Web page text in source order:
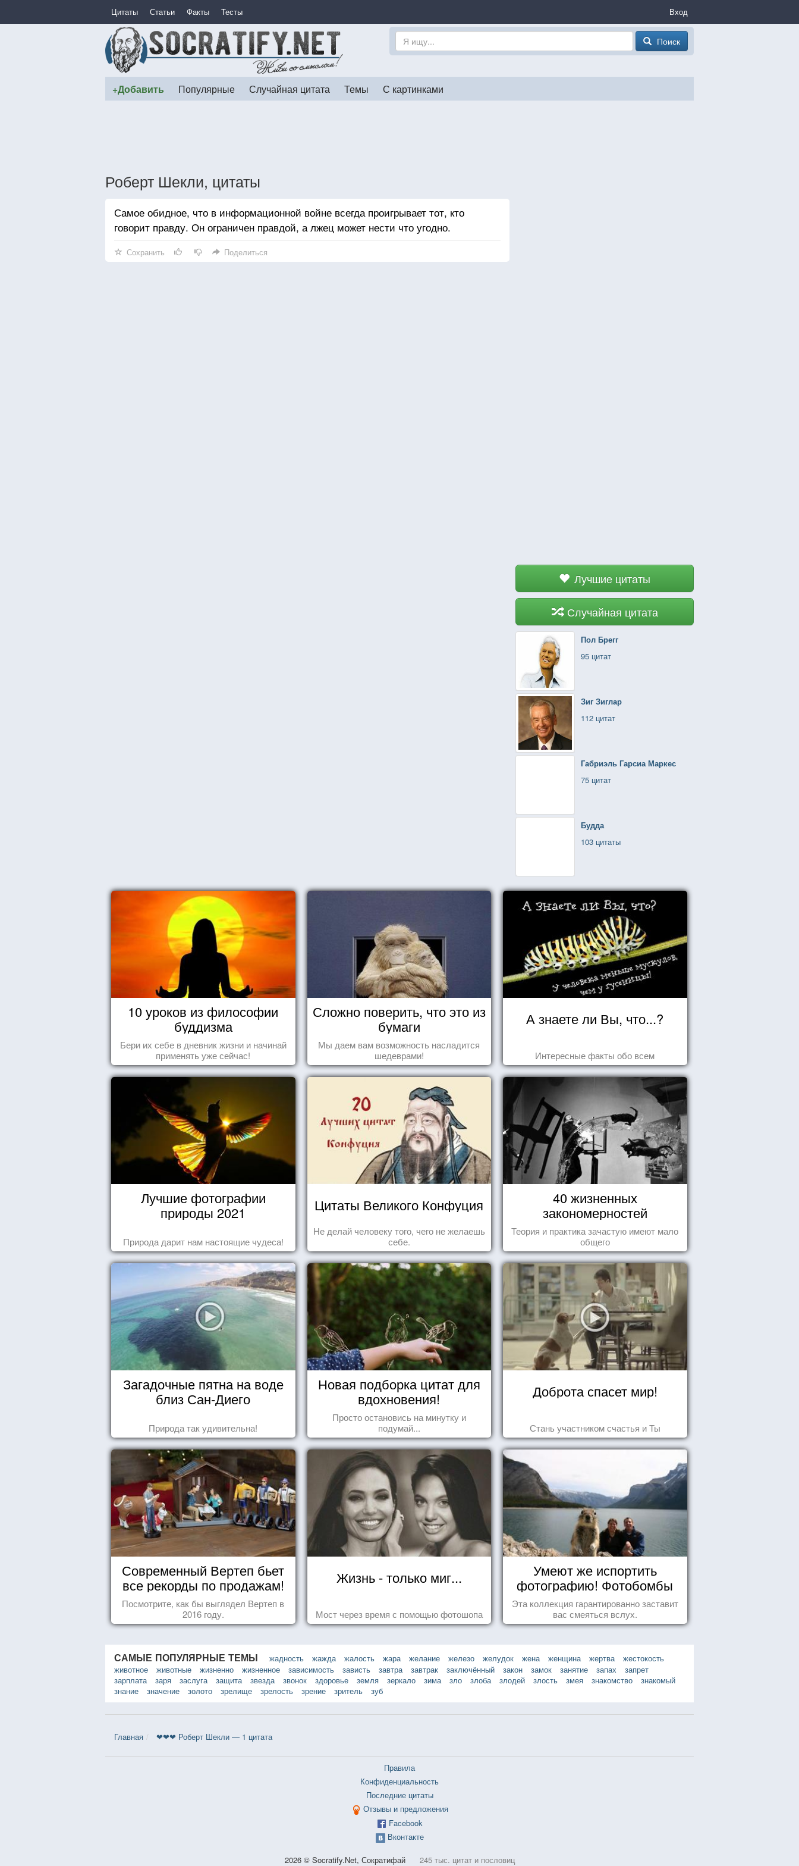
Цитаты Статьи Факты Тесты Вход
Поиск
+Добавить Популярные Случайная цитата Темы С картинками
Роберт Шекли, цитаты
Лучшие цитаты
Случайная цитата
Пол Брегг
95 цитат
Зиг Зиглар
112 цитат
Габриэль Гарсиа Маркес
75 цитат
Будда
103 цитаты
Самое обидное, что в информационной войне всегда проигрывает тот, кто
говорит правду. Он ограничен правдой, а лжец может нести что угодно.
Сохранить Поделиться
10 уроков из философии
буддизма
Бери их себе в дневник жизни и начинай
применять уже сейчас!
Сложно поверить, что это из
бумаги
Мы даем вам возможность насладится
шедеврами!
А знаете ли Вы, что...?
Интересные факты обо всем
Лучшие фотографии
природы 2021
Природа дарит нам настоящие чудеса!
Цитаты Великого Конфуция
Не делай человеку того, чего не желаешь
себе.
40 жизненных
закономерностей
Теория и практика зачастую имеют мало
общего
Загадочные пятна на воде
близ Сан-Диего
Природа так удивительна!
Новая подборка цитат для
вдохновения!
Просто остановись на минутку и
подумай...
Доброта спасет мир!
Стань участником счастья и Ты
Современный Вертеп бьет
все рекорды по продажам!
Посмотрите, как бы выглядел Вертеп в
2016 году.
Жизнь - только миг...
Мост через время с помощью фотошопа
Умеют же испортить
фотографию! Фотобомбы
животных
Эта коллекция гарантированно заставит
вас смеяться вслух.
САМЫЕ ПОПУЛЯРНЫЕ ТЕМЫ жадность жажда жалость жара желание железо желудок жена женщина жертва
жестокость
животное
животные жизненно жизненное зависимость зависть завтра завтрак заключённый закон замок занятие запах
запрет
зарплата
заря заслуга защита звезда звонок здоровье земля зеркало зима зло злоба злодей злость змея знакомство
знакомый
знание
значение золото зрелище зрелость зрение зритель зуб
Главная ❤❤❤ Роберт Шекли — 1 цитата
Правила
Конфиденциальность
Последние цитаты
Отзывы и предложения
Facebook
Вконтакте
2026 © Socratify.Net, Сократифай 245 тыс. цитат и пословиц